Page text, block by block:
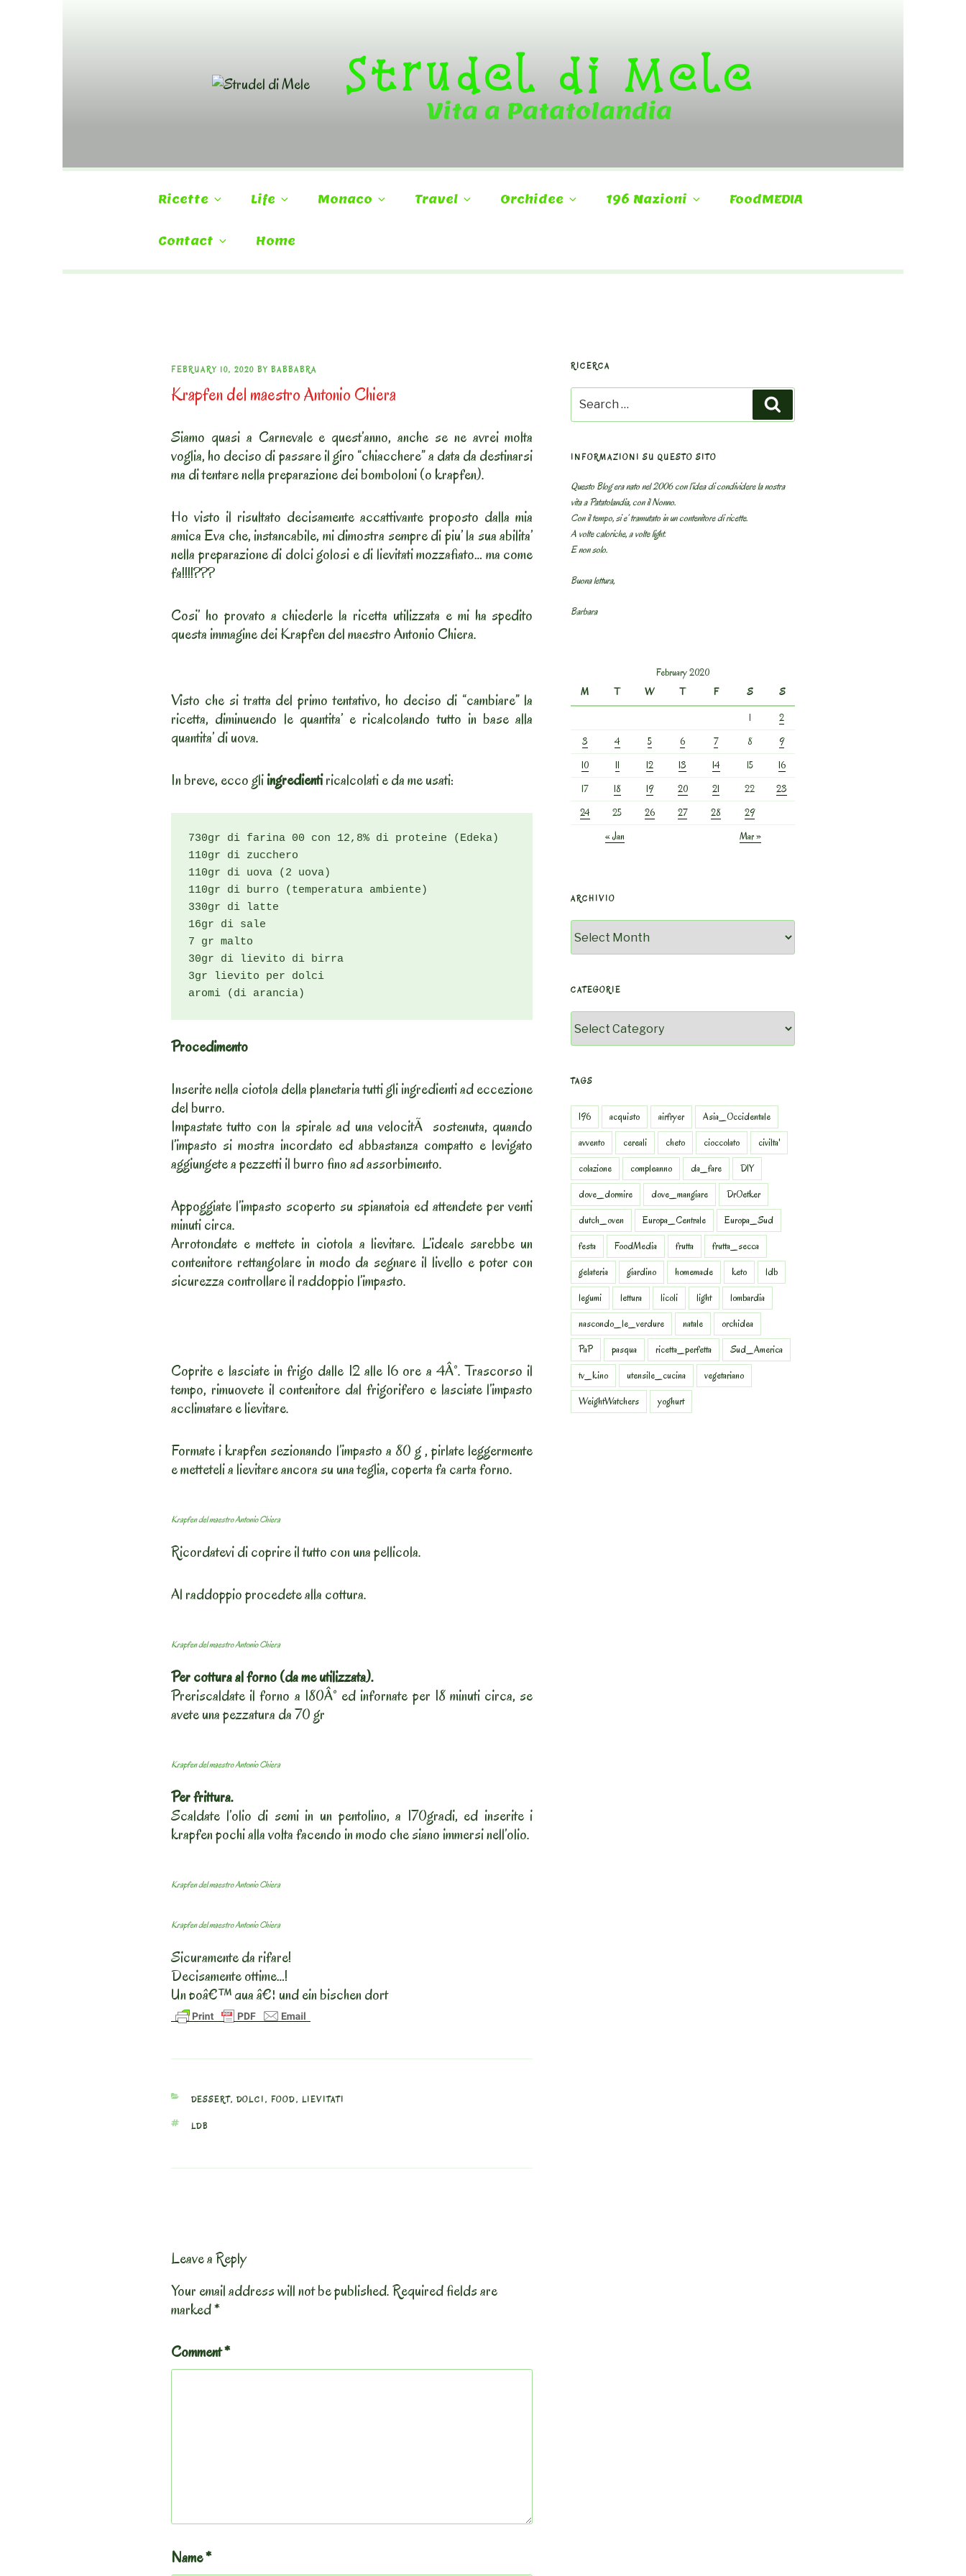
Strudel di Mele
Vita a Patatolandia
Ricette Life Monaco Travel Orchidee 196 Nazioni FoodMEDIA
Contact Home
POSTED
ON
FEBRUARY 10, 2020 BY BABBABRA
Krapfen del maestro Antonio Chiera
Siamo quasi a Carnevale e quest’anno, anche se ne avrei molta
voglia, ho deciso di passare il giro “chiacchere” a data da destinarsi
ma di tentare nella preparazione dei bomboloni (o krapfen).
Ho visto il risultato decisamente accattivante proposto dalla mia
amica Eva che, instancabile, mi dimostra sempre di piu’ la sua abilita’
nella preparazione di dolci golosi e di lievitati mozzafiato… ma come
fa!!!!???
Cosi’ ho provato a chiederle la ricetta utilizzata e mi ha spedito
questa immagine dei Krapfen del maestro Antonio Chiera.
Visto che si tratta del primo tentativo, ho deciso di “cambiare” la
ricetta, diminuendo le quantita’ e ricalcolando tutto in base alla
quantita’ di uova.
In breve, ecco gliingredientiricalcolati e da me usati:
730gr di farina 00 con 12,8% di proteine (Edeka)
110gr di zucchero
110gr di uova (2 uova)
110gr di burro (temperatura ambiente)
330gr di latte
16gr di sale
7 gr malto
30gr di lievito di birra
3gr lievito per dolci
aromi (di arancia)
Procedimento
Inserite nella ciotola della planetaria tutti gli ingredienti ad eccezione
del burro.
Impastate tutto con la spirale ad una velocitÃ sostenuta, quando
l’impasto si mostra incordato ed abbastanza compatto e levigato
aggiungete a pezzetti il burro fino ad assorbimento.
Appoggiate l’impasto scoperto su spianatoia ed attendete per venti
minuti circa.
Arrotondate e mettete in ciotola a lievitare. L’ideale sarebbe un
contenitore rettangolare in modo da segnare il livello e poter con
sicurezza controllare il raddoppio l’impasto.
Coprite e lasciate in frigo dalle 12 alle 16 ore a 4Â°. Trascorso il
tempo, rimuovete il contenitore dal frigorifero e lasciate l’impasto
acclimatare e lievitare.
Formate i krapfen sezionando l’impasto a 80 g , pirlate leggermente
e metteteli a lievitare ancora su una teglia, coperta fa carta forno.
Krapfen del maestro Antonio Chiera
Ricordatevi di coprire il tutto con una pellicola.
Al raddoppio procedete alla cottura.
Krapfen del maestro Antonio Chiera
Per cottura al forno (da me utilizzata).
Preriscaldate il forno a 180Â° ed infornate per 18 minuti circa, se
avete una pezzatura da 70 gr
Krapfen del maestro Antonio Chiera
Per frittura.
Scaldate l’olio di semi in un pentolino, a 170gradi, ed inserite i
krapfen pochi alla volta facendo in modo che siano immersi nell’olio.
Krapfen del maestro Antonio Chiera
Krapfen del maestro Antonio Chiera
Sicuramente da rifare!
Decisamente ottime…!
Un poâ€™ qua â€¦ und ein bischen dort
CATEGORIES
DESSERT, DOLCI , FOOD, LIEVITATI
TAGS
LDB
Leave a Reply
Your email address will not be published.Required fields are
marked*
Comment*
Name*
RICERCA
for:
INFORMAZIONI SU QUESTO SITO
Questo Blog era nato nel 2006 con l’idea di condividere la nostra
vita a Patatolandia, con il Nonno.
Con il tempo, si e’ tramutato in un contenitore di ricette.
A volte caloriche, a volte light.
E non solo.
Buona lettura,
Barbara
February 2020
M
T W T F S
S
1
2
3
4 5 6 7 8
9
10
11 12 13 14 15
16
17
18 19 20 21 22
23
24
25 26 27 28
29
« Jan
Mar »
ARCHIVIO
CATEGORIE
TAGS
196 acquisto airfryer
Asia_Occidentale
avvento
cereali cheto cioccolato
civilta'
colazione
compleanno da_fare
DIY
dove_dormire
dove_mangiare
DrOetker
dutch_oven
Europa_Centrale
Europa_Sud
festa
FoodMedia frutta
frutta_secca
gelateria
giardino homemade keto
ldb
legumi
lettura licoli light
lombardia
nascondo_le_verdure
natale
orchidea
PaP
pasqua ricetta_perfetta
Sud_America
tv_kino
utensile_cucina
vegetariano
WeightWatchers
yoghurt